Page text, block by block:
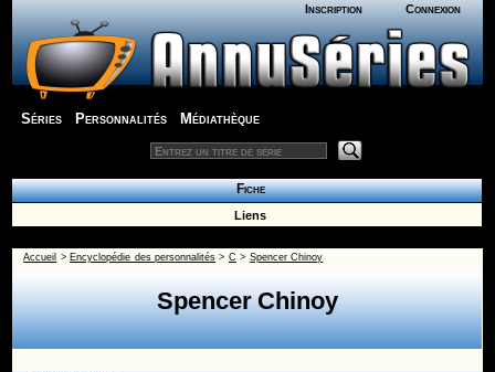
Inscription Connexion
Séries Personnalités Médiathèque
Fiche
Liens
Accueil > Encyclopédie des personnalités > C > Spencer Chinoy
Spencer Chinoy